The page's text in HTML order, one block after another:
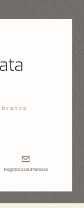
Registre o seu interesse